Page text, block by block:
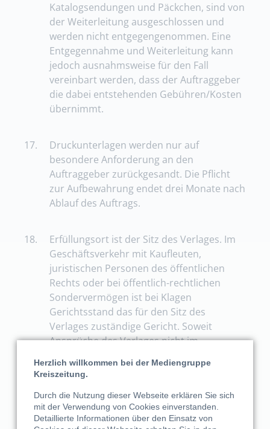
Katalogsendungen und Päckchen, sind von
der Weiterleitung ausgeschlossen und
werden nicht entgegengenommen. Eine
Entgegennahme und Weiterleitung kann
jedoch ausnahmsweise für den Fall
vereinbart werden, dass der Auftraggeber
die dabei entstehenden Gebühren/Kosten
übernimmt.
17.
Druckunterlagen werden nur auf
besondere Anforderung an den
Auftraggeber zurückgesandt. Die Pflicht
zur Aufbewahrung endet drei Monate nach
Ablauf des Auftrags.
18.
Erfüllungsort ist der Sitz des Verlages. Im
Geschäftsverkehr mit Kaufleuten,
juristischen Personen des öffentlichen
Rechts oder bei öffentlich-rechtlichen
Sondervermögen ist bei Klagen
Gerichtsstand das für den Sitz des
Verlages zuständige Gericht. Soweit
Ansprüche des Verlages nicht im
bestimmt sich der Gerichtsstand bei Nicht-
Wohnsitz oder gewöhnliche Aufenthalt des
Auftraggebers, auch bei Nicht-Kaufleuten,
Herzlich willkommen bei der Mediengruppe
Kreiszeitung.
Durch die Nutzung dieser Webseite erklären Sie sich
mit der Verwendung von Cookies einverstanden.
Detaillierte Informationen über den Einsatz von